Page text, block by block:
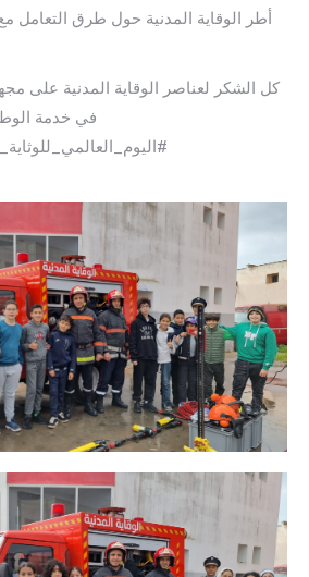
أطر الوقاية المدنية حول طرق التعامل
كل الشكر لعناصر الوقاية المدنية على
في خدمة